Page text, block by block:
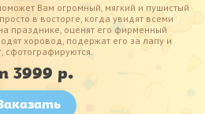
Вам огромный, мягкий и пушистый
в восторге, когда увидят всеми
празднике, оценят его фирменный
хоровод, подержат его за лапу и
сфотографируются.
3999 р.